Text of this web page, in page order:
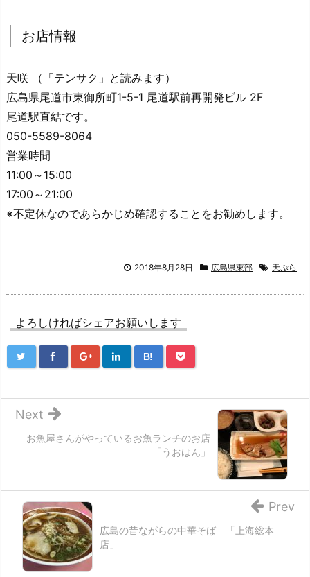
お店情報
天咲 （「テンサク」と読みます）
広島県尾道市東御所町1-5-1 尾道駅前再開発ビル 2F
尾道駅直結です。
050-5589-8064
営業時間
11:00～15:00
17:00～21:00
※不定休なのであらかじめ確認することをお勧めします。
2018年8月28日 広島県東部 天ぷら
よろしければシェアお願いします
B!
お魚屋さんがやっているお魚ランチのお店
「うおはん」
Next
広島の昔ながらの中華そば 「上海総本
店」
Prev